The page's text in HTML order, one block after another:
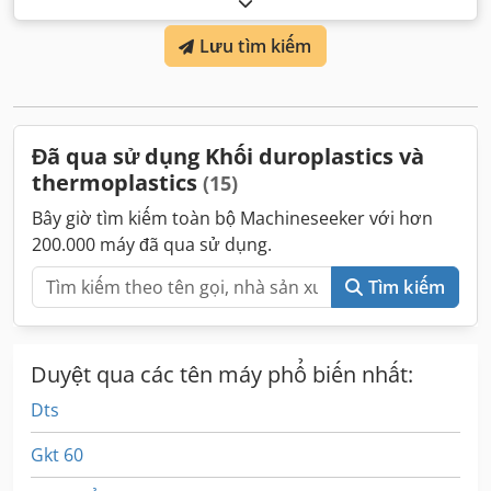
khoảng cách giữa các cột:420 mm, dung tích xi lanh:54
, trọng lượng phun:45 g ,
Lưu tìm kiếm
Đã qua sử dụng Khối duroplastics và
thermoplastics (15)
Bây giờ tìm kiếm toàn bộ Machineseeker với hơn
200.000 máy đã qua sử dụng.
Tìm kiếm
Duyệt qua các tên máy phổ biến nhất:
Dts
Gkt 60